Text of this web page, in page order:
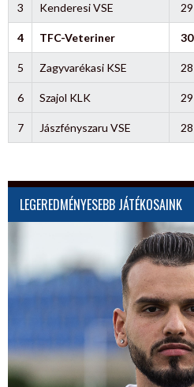
3 Kenderesi VSE 29
4 TFC-Veteriner 30
5 Zagyvarékasi KSE 28
6 Szajol KLK 29
7 Jászfényszaru VSE 28
LEGEREDMÉNYESEBB JÁTÉKOSAINK